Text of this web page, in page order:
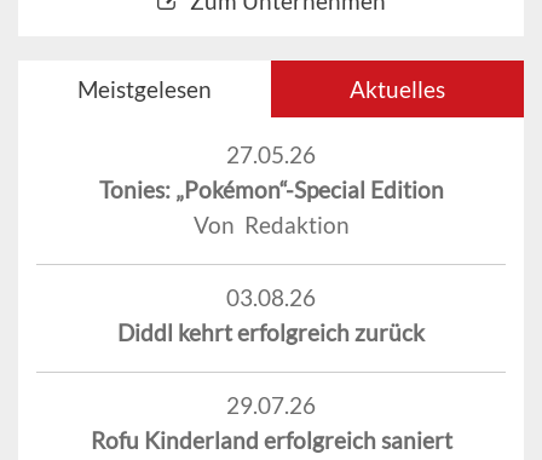
Meistgelesen Aktuelles
27.05.26
Tonies: „Pokémon“-Special Edition
Von Redaktion
03.08.26
Diddl kehrt erfolgreich zurück
29.07.26
Rofu Kinderland erfolgreich saniert